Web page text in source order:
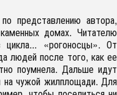
представлению автора,
домах. Читателю
цикла... «рогоносцы». От
людей после того, как ее
поумнела. Дальше идут
на чужой жилплощади. Для